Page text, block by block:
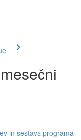
in sestava programa